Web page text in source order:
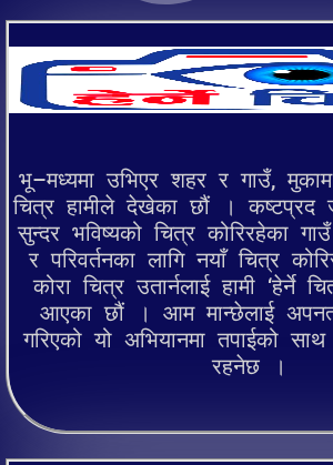
भू–मध्यमा उभिएर शहर र गाउँ,
चित्र हामीले देखेका छौं । कष्टप्रद
सुन्दर भविष्यको चित्र कोरिरहेका
र परिवर्तनका लागि नयाँ चित्र
कोरा चित्र उतार्नलाई हामी ‘हेर्ने
आएका छौं । आम मान्छेलाई
गरिएको यो अभियानमा तपाईको साथ
रहनेछ ।